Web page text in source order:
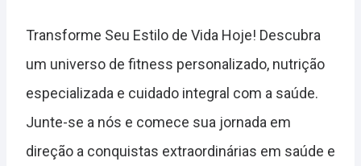
Transforme Seu Estilo de Vida Hoje! Descubra
um universo de fitness personalizado, nutrição
especializada e cuidado integral com a saúde.
Junte-se a nós e comece sua jornada em
direção a conquistas extraordinárias em saúde e